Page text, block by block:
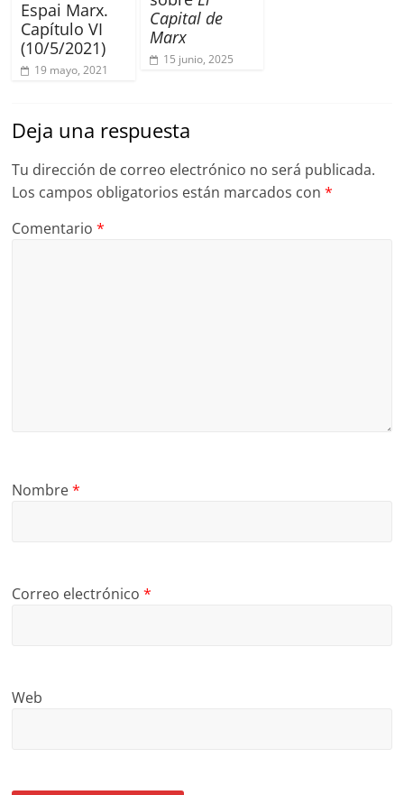
Espai Marx.
Capítulo VI
(10/5/2021)
19 mayo, 2021
Capital de
Marx
15 junio, 2025
Deja una respuesta
Tu dirección de correo electrónico no será publicada.
Los campos obligatorios están marcados con*
Comentario*
Nombre*
Correo electrónico*
Web